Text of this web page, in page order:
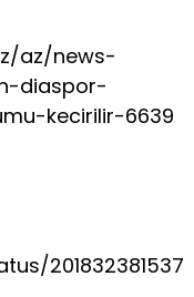
az/news-
diaspor-
kecirilir-6639